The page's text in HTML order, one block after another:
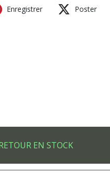
Enregistrer Poster
EN STOCK